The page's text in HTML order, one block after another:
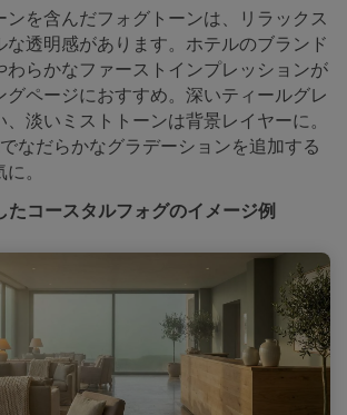
ンを含んだフォグトーンは、リラックス
な透明感があります。ホテルのブランド
わらかなファーストインプレッションが
グページにおすすめ。深いティールグレ
淡いミストトーンは背景レイヤーに。
なだらかなグラデーションを追加する
。
コースタルフォグのイメージ例